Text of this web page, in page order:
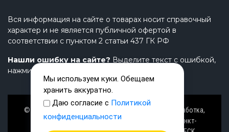
Вся информация на сайте о товарах носит справочный
характер и не является публичной офертой в
соответствии с пунктом 2 статьи 437 ГК РФ
Нашли ошибку на сайте? Выделите текст с ошибкой,
нажмите Ctrl+Enter и напишите нам.
© Завод TimeTrial (ТаймТриал) - производство, разработка,
проектирование надувных изделий, товаров в Санкт-
Мы используем куки. Обещаем
хранить аккуратно.
Даю согласие с Политикой
конфиденциальности